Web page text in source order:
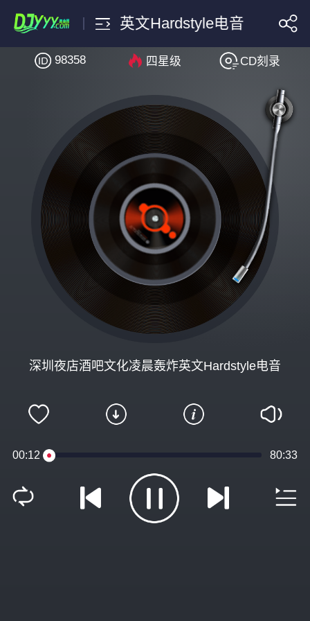
搜索
深圳夜店酒吧文化凌晨轰炸
深圳夜店酒吧文化凌晨轰炸英文Hardstyle电音
98358 四星级 CD刻录
00:12 80:33